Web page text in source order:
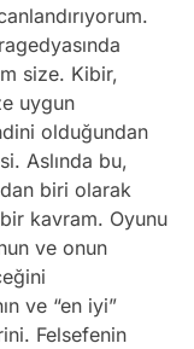
size. Kibir,
uygun
olduğundan
Aslında bu,
biri olarak
kavram. Oyunu
ve onun
ve “en iyi”
Felsefenin